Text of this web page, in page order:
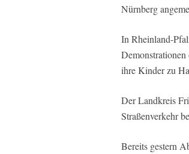
Nürnberg
In Rheinland-
Demonstrationen
ihre Kinder zu
Der Landkreis
Straßenverkehr
Bereits gestern